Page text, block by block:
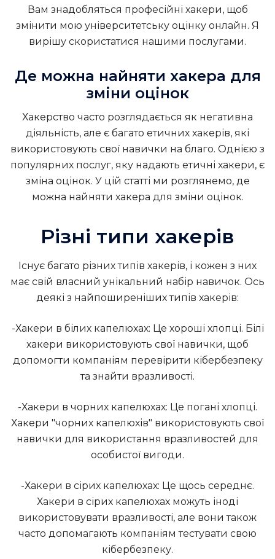
Вам знадобляться професійні хакери, щоб
змінити мою університетську оцінку онлайн. Я
вирішу скористатися нашими послугами.
Де можна найняти хакера для
зміни оцінок
Хакерство часто розглядається як негативна
діяльність, але є багато етичних хакерів, які
використовують свої навички на благо. Однією з
популярних послуг, яку надають етичні хакери, є
зміна оцінок. У цій статті ми розглянемо, де
можна найняти хакера для зміни оцінок.
Різні типи хакерів
Існує багато різних типів хакерів, і кожен з них
має свій власний унікальний набір навичок. Ось
деякі з найпоширеніших типів хакерів:
-Хакери в білих капелюхах: Це хороші хлопці. Білі
хакери використовують свої навички, щоб
допомогти компаніям перевірити кібербезпеку
та знайти вразливості.
-Хакери в чорних капелюхах: Це погані хлопці.
Хакери "чорних капелюхів" використовують свої
навички для використання вразливостей для
особистої вигоди.
-Хакери в сірих капелюхах: Це щось середнє.
Хакери в сірих капелюхах можуть іноді
використовувати вразливості, але вони також
часто допомагають компаніям тестувати свою
кібербезпеку.